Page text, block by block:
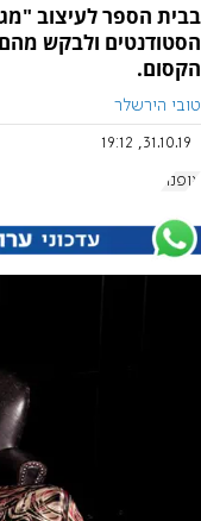
בבית הספר לעיצוב
הסטודנטים ולבקש
הקסום.
טובי הירשלר
31.10.19, 19:12
אופנה